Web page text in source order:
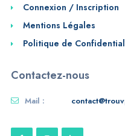
Connexion / Inscription
Mentions Légales
Politique de
Contactez-nous
Mail :